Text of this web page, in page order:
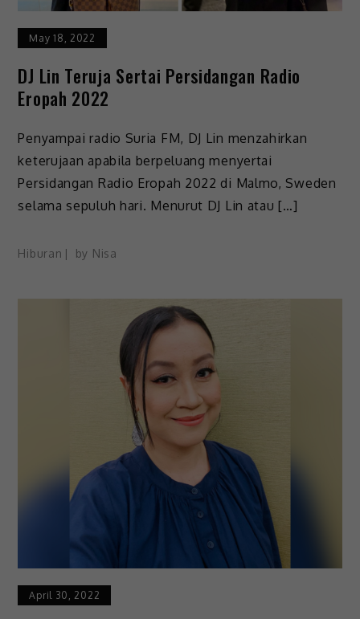
May 18, 2022
DJ Lin Teruja Sertai Persidangan Radio
Eropah 2022
Penyampai radio Suria FM, DJ Lin menzahirkan
keterujaan apabila berpeluang menyertai
Persidangan Radio Eropah 2022 di Malmo, Sweden
selama sepuluh hari. Menurut DJ Lin atau […]
Hiburan by Nisa
April 30, 2022